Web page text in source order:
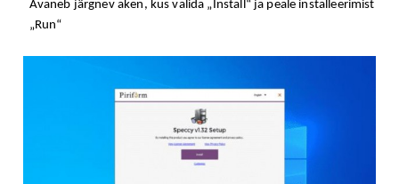
Avaneb järgnev aken, kus valida „Install“ ja peale installeerimist
„Run“